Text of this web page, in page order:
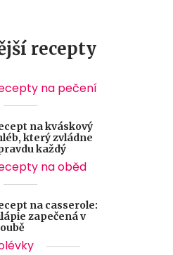
recepty
na pečení
na kváskový
který zvládne
každý
na oběd
na casserole:
zapečená v